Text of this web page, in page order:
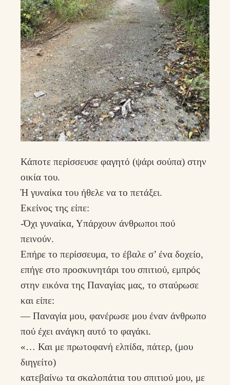
Κάποτε περίσσευσε φαγητό (ψάρι σούπα) στην
οικία του.
Ή γυναίκα του ήθελε να το πετάξει.
Εκείνος της είπε:
-Όχι γυναίκα, Υπάρχουν άνθρωποι πού
πεινούν.
Επήρε το περίσσευμα, το έβαλε σ’ ένα δοχείο,
επήγε στο προσκυνητάρι του σπιτιού, εμπρός
στην εικόνα της Παναγίας μας, το σταύρωσε
και είπε:
— Παναγία μου, φανέρωσε μου έναν άνθρωπο
πού έχει ανάγκη αυτό το φαγάκι.
«… Και με πρωτοφανή ελπίδα, πάτερ, (μου
διηγείτο)
κατεβαίνω τα σκαλοπάτια του σπιτιού μου, με